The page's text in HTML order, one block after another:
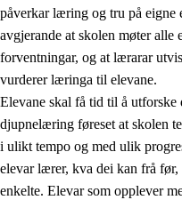
3.2 Undervisning og
3.3 Samarbeid mellom
3.4 Opplæring i
3.5
påverkar læring og tru på eigne
avgjerande at skolen møter alle
forventningar, og at lærarar
vurderer læringa til elevane.
Elevane skal få tid til å
djupnelæring føreset at skolen
i ulikt tempo og med ulik
elevar lærer, kva dei kan frå
enkelte. Elevar som opplever